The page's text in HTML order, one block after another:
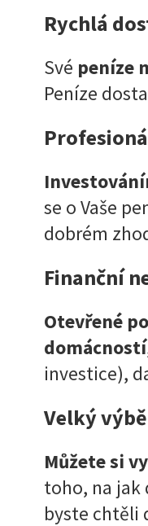
Rychlá
Své peníze
Peníze
se o Vaše
dobrém
Finanční
Otevřené
domácností
investice),
Velký
Můžete si
toho, na jak
byste chtěli